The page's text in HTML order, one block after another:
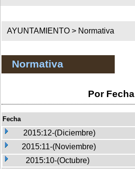
AYUNTAMIENTO > Normativa
Normativa
Por Fecha
Fecha
2015:12-(Diciembre)
2015:11-(Noviembre)
2015:10-(Octubre)